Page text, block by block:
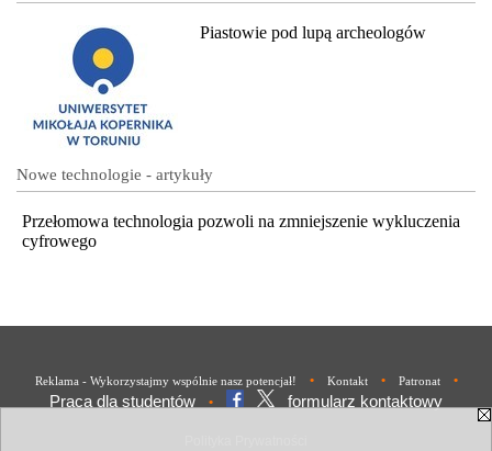
Piastowie pod lupą archeologów
Nowe technologie - artykuły
Przełomowa technologia pozwoli na zmniejszenie wykluczenia
cyfrowego
Reklama - Wykorzystajmy wspólnie nasz potencjał! • Kontakt • Patronat •
Praca dla studentów • formularz kontaktowy